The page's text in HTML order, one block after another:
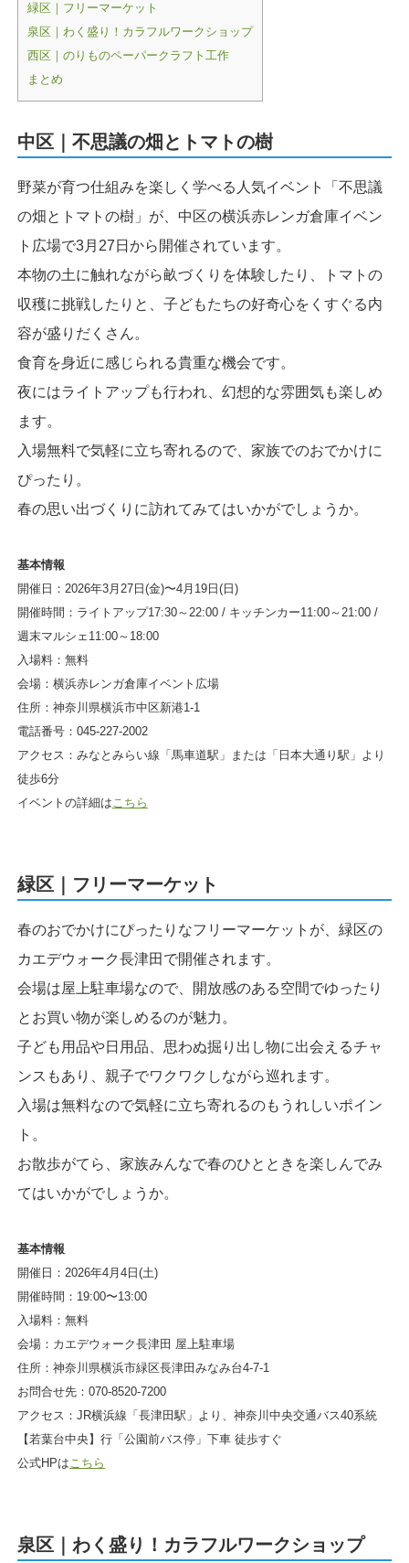
緑区｜フリーマーケット
泉区｜わく盛り！カラフルワークショップ
西区｜のりものペーパークラフト工作
まとめ
中区｜不思議の畑とトマトの樹
野菜が育つ仕組みを楽しく学べる人気イベント「不思議
の畑とトマトの樹」が、中区の横浜赤レンガ倉庫イベン
ト広場で3月27日から開催されています。
本物の土に触れながら畝づくりを体験したり、トマトの
収穫に挑戦したりと、子どもたちの好奇心をくすぐる内
容が盛りだくさん。
食育を身近に感じられる貴重な機会です。
夜にはライトアップも行われ、幻想的な雰囲気も楽しめ
ます。
入場無料で気軽に立ち寄れるので、家族でのおでかけに
ぴったり。
春の思い出づくりに訪れてみてはいかがでしょうか。
基本情報
開催日：2026年3月27日(金)〜4月19日(日)
開催時間：ライトアップ17:30～22:00 / キッチンカー11:00～21:00 /
週末マルシェ11:00～18:00
入場料：無料
会場：横浜赤レンガ倉庫イベント広場
住所：神奈川県横浜市中区新港1-1
電話番号：045-227-2002
アクセス：みなとみらい線「馬車道駅」または「日本大通り駅」より
徒歩6分
イベントの詳細はこちら
緑区｜フリーマーケット
春のおでかけにぴったりなフリーマーケットが、緑区の
カエデウォーク長津田で開催されます。
会場は屋上駐車場なので、開放感のある空間でゆったり
とお買い物が楽しめるのが魅力。
子ども用品や日用品、思わぬ掘り出し物に出会えるチャ
ンスもあり、親子でワクワクしながら巡れます。
入場は無料なので気軽に立ち寄れるのもうれしいポイン
ト。
お散歩がてら、家族みんなで春のひとときを楽しんでみ
てはいかがでしょうか。
基本情報
開催日：2026年4月4日(土)
開催時間：19:00〜13:00
入場料：無料
会場：カエデウォーク長津田 屋上駐車場
住所：神奈川県横浜市緑区長津田みなみ台4-7-1
お問合せ先：070-8520-7200
アクセス：JR横浜線「長津田駅」より、神奈川中央交通バス40系統
【若葉台中央】行「公園前バス停」下車 徒歩すぐ
公式HPはこちら
泉区｜わく盛り！カラフルワークショップ